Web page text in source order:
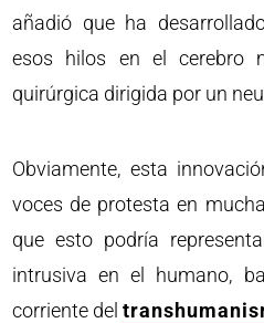
añadió que ha
esos hilos en el cerebro
quirúrgica dirigida por un
Obviamente, esta
voces de protesta en
que esto podría
intrusiva en el humano,
corriente del